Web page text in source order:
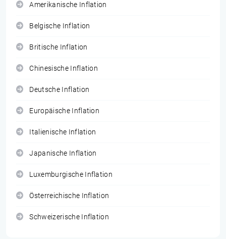
Amerikanische Inflation
Belgische Inflation
Britische Inflation
Chinesische Inflation
Deutsche Inflation
Europäische Inflation
Italienische Inflation
Japanische Inflation
Luxemburgische Inflation
Österreichische Inflation
Schweizerische Inflation